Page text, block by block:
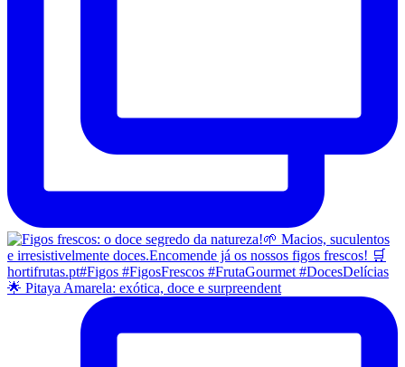
🌟 Pitaya Amarela: exótica, doce e surpreendent